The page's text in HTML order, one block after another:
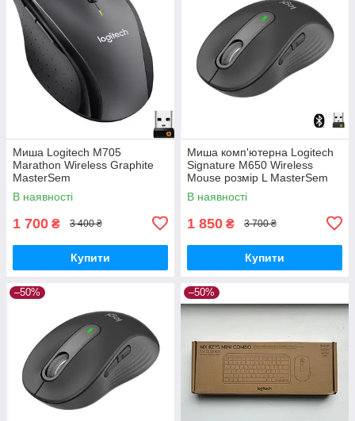
Миша Logitech M705
Marathon Wireless Graphite
MasterSem
В наявності
1 700 ₴ 3 400 ₴
Купити
Миша комп'ютерна Logitech
Signature M650 Wireless
Mouse розмір L MasterSem
В наявності
1 850 ₴ 3 700 ₴
Купити
–50% –50%